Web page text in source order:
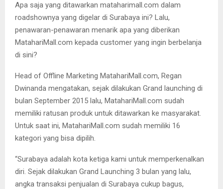
Apa saja yang ditawarkan mataharimall.com dalam
roadshownya yang digelar di Surabaya ini? Lalu,
penawaran-penawaran menarik apa yang diberikan
MatahariMall.com kepada customer yang ingin berbelanja
di sini?
Head of Offline Marketing MatahariMall.com, Regan
Dwinanda mengatakan, sejak dilakukan Grand launching di
bulan September 2015 lalu, MatahariMall.com sudah
memiliki ratusan produk untuk ditawarkan ke masyarakat.
Untuk saat ini, MatahariMall.com sudah memiliki 16
kategori yang bisa dipilih.
“Surabaya adalah kota ketiga kami untuk memperkenalkan
diri. Sejak dilakukan Grand Launching 3 bulan yang lalu,
angka transaksi penjualan di Surabaya cukup bagus,